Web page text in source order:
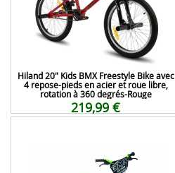
Hiland 20" Kids BMX Freestyle Bike avec
4 repose-pieds en acier et roue libre,
rotation à 360 degrés-Rouge
219,99 €